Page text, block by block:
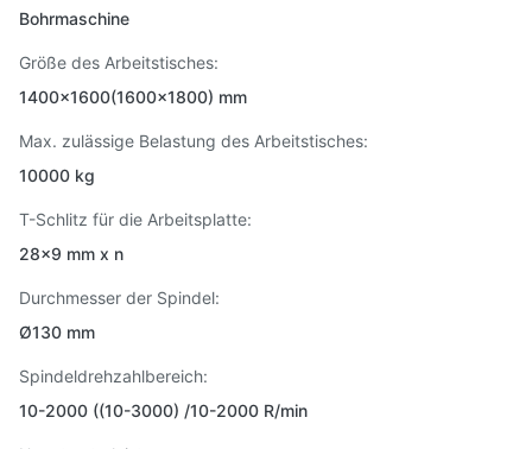
Bohrmaschine
Größe des Arbeitstisches:
1400x1600(1600x1800) mm
Max. zulässige Belastung des Arbeitstisches:
10000 kg
T-Schlitz für die Arbeitsplatte:
28x9 mm x n
Durchmesser der Spindel:
Ø130 mm
Spindeldrehzahlbereich:
10-2000 ((10-3000) /10-2000 R/min